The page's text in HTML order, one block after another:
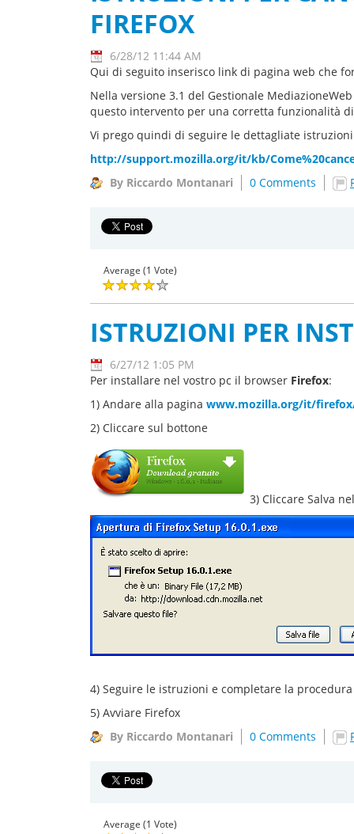
FIREFOX
6/28/12 11:44 AM
Qui di seguito inserisco link di pagina web che
Nella versione 3.1 del Gestionale
questo intervento per una corretta funzionalità
Vi prego quindi di seguire le dettagliate
http://support.mozilla.org/it/kb/
By Riccardo Montanari
0 Comments
Average (1 Vote)
ISTRUZIONI PER
6/27/12 1:05 PM
Per installare nel vostro pc il browser Firefox:
1) Andare alla pagina www.mozilla.org/it/
2) Cliccare sul bottone
3) Cliccare Salva
4) Seguire le istruzioni e completare la
5) Avviare Firefox
By Riccardo Montanari
0 Comments
Average (1 Vote)